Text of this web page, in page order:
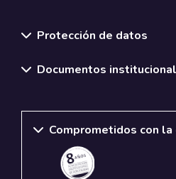
Protección de datos
Documentos
Comprometidos con la